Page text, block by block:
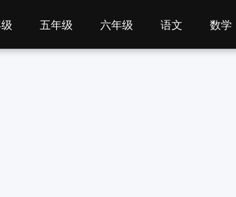
五年级 六年级 语文 数学